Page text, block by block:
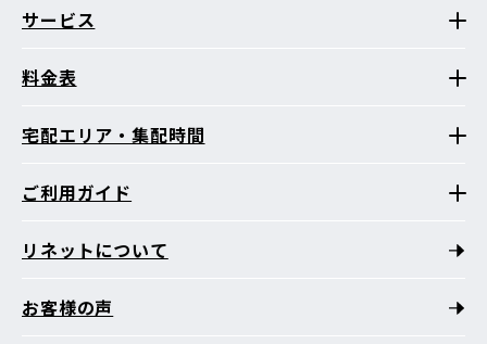
サービス
料金表
宅配エリア・集配時間
ご利用ガイド
リネットについて
お客様の声